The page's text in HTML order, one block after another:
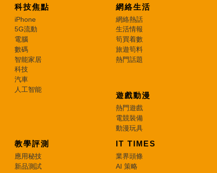
科技焦點
iPhone
5G流動
電腦
數碼
智能家居
科技
汽車
人工智能
網絡生活
網絡熱話
生活情報
筍買着數
旅遊筍料
熱門話題
遊戲動漫
熱門遊戲
電競裝備
動漫玩具
教學評測
應用秘技
新品測試
IT TIMES
業界頭條
AI 策略